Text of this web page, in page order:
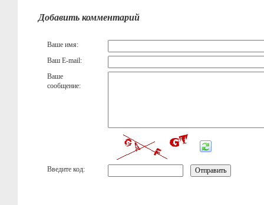
Добавить комментарий
Ваше имя:
Ваш E-mail:
Ваше
сообщение:
Введите код: